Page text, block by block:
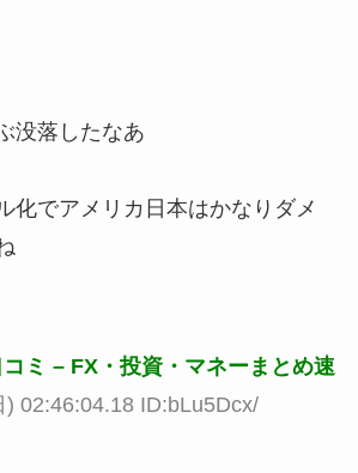
没落したなあ
化でアメリカ日本はかなりダメ
ミ – FX・投資・マネーまとめ速
) 02:46:04.18 ID:bLu5Dcx/